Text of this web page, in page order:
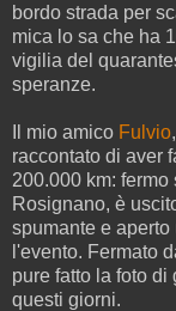
bordo strada per
mica lo sa che ha
vigilia del
speranze.
Il mio amico Fulvio
raccontato di aver
200.000 km:
Rosignano, è
spumante e
l'evento. Fermato
pure fatto la foto
questi giorni.